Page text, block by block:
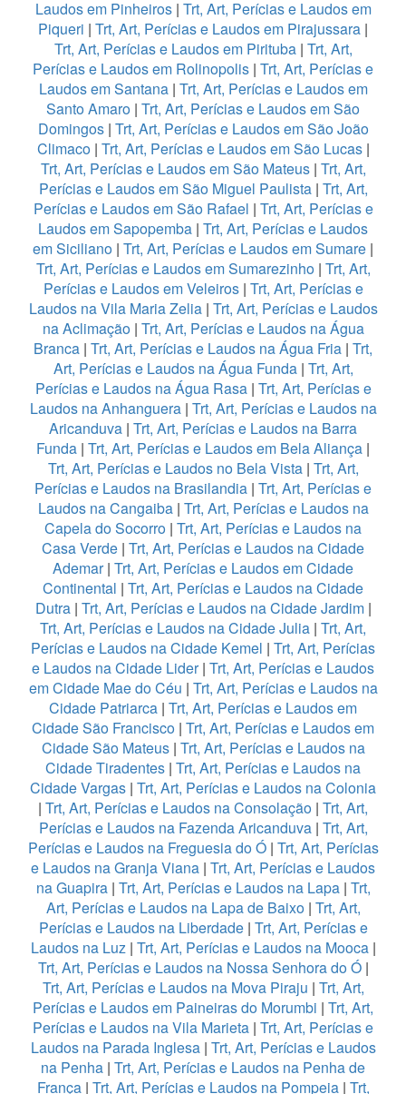
Laudos em Pinheiros| Trt, Art, Perícias e Laudos em
Piqueri | Trt, Art, Perícias e Laudos em Pirajussara |
Trt, Art, Perícias e Laudos em Pirituba| Trt, Art,
Perícias e Laudos em Rolinopolis | Trt, Art, Perícias e
Laudos em Santana| Trt, Art, Perícias e Laudos em
Santo Amaro | Trt, Art, Perícias e Laudos em São
Domingos| Trt, Art, Perícias e Laudos em São João
Climaco| Trt, Art, Perícias e Laudos em São Lucas|
Trt, Art, Perícias e Laudos em São Mateus | Trt, Art,
Perícias e Laudos em São Miguel Paulista| Trt, Art,
Perícias e Laudos em São Rafael | Trt, Art, Perícias e
Laudos em Sapopemba | Trt, Art, Perícias e Laudos
em Siciliano | Trt, Art, Perícias e Laudos em Sumare |
Trt, Art, Perícias e Laudos em Sumarezinho| Trt, Art,
Perícias e Laudos em Veleiros| Trt, Art, Perícias e
Laudos na Vila Maria Zelia| Trt, Art, Perícias e Laudos
na Aclimação| Trt, Art, Perícias e Laudos na Água
Branca | Trt, Art, Perícias e Laudos na Água Fria | Trt,
Art, Perícias e Laudos na Água Funda| Trt, Art,
Perícias e Laudos na Água Rasa | Trt, Art, Perícias e
Laudos na Anhanguera| Trt, Art, Perícias e Laudos na
Aricanduva | Trt, Art, Perícias e Laudos na Barra
Funda | Trt, Art, Perícias e Laudos em Bela Aliança |
Trt, Art, Perícias e Laudos no Bela Vista| Trt, Art,
Perícias e Laudos na Brasilandia | Trt, Art, Perícias e
Laudos na Cangaiba| Trt, Art, Perícias e Laudos na
Capela do Socorro | Trt, Art, Perícias e Laudos na
Casa Verde | Trt, Art, Perícias e Laudos na Cidade
Ademar| Trt, Art, Perícias e Laudos em Cidade
Continental | Trt, Art, Perícias e Laudos na Cidade
Dutra | Trt, Art, Perícias e Laudos na Cidade Jardim|
Trt, Art, Perícias e Laudos na Cidade Julia | Trt, Art,
Perícias e Laudos na Cidade Kemel | Trt, Art, Perícias
e Laudos na Cidade Lider| Trt, Art, Perícias e Laudos
em Cidade Mae do Céu | Trt, Art, Perícias e Laudos na
Cidade Patriarca | Trt, Art, Perícias e Laudos em
Cidade São Francisco | Trt, Art, Perícias e Laudos em
Cidade São Mateus| Trt, Art, Perícias e Laudos na
Cidade Tiradentes | Trt, Art, Perícias e Laudos na
Cidade Vargas | Trt, Art, Perícias e Laudos na Colonia
| Trt, Art, Perícias e Laudos na Consolação | Trt, Art,
Perícias e Laudos na Fazenda Aricanduva| Trt, Art,
Perícias e Laudos na Freguesia do Ó| Trt, Art, Perícias
e Laudos na Granja Viana | Trt, Art, Perícias e Laudos
na Guapira| Trt, Art, Perícias e Laudos na Lapa| Trt,
Art, Perícias e Laudos na Lapa de Baixo | Trt, Art,
Perícias e Laudos na Liberdade | Trt, Art, Perícias e
Laudos na Luz| Trt, Art, Perícias e Laudos na Mooca|
Trt, Art, Perícias e Laudos na Nossa Senhora do Ó|
Trt, Art, Perícias e Laudos na Mova Piraju | Trt, Art,
Perícias e Laudos em Paineiras do Morumbi | Trt, Art,
Perícias e Laudos na Vila Marieta | Trt, Art, Perícias e
Laudos na Parada Inglesa | Trt, Art, Perícias e Laudos
na Penha | Trt, Art, Perícias e Laudos na Penha de
França | Trt, Art, Perícias e Laudos na Pompeia| Trt,